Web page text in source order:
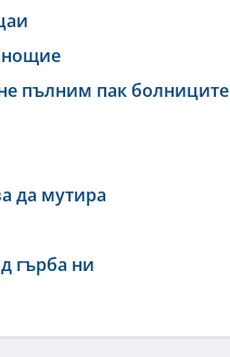
пълним пак болниците
да мутира
гърба ни